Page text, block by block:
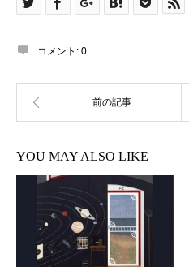
コメント: 0
YOU MAY ALSO LIKE